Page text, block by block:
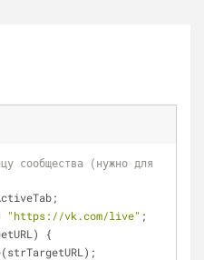
сообщества (нужно для
"https://vk.com/live" ;
{